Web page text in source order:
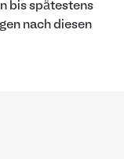
bis spätestens
nach diesen